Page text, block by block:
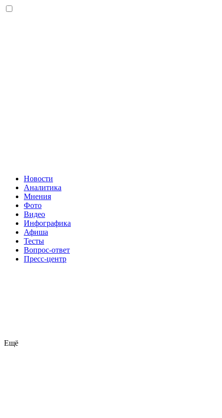
Новости
Аналитика
Мнения
Фото
Видео
Инфографика
Афиша
Тесты
Вопрос-ответ
Пресс-центр
Ещё